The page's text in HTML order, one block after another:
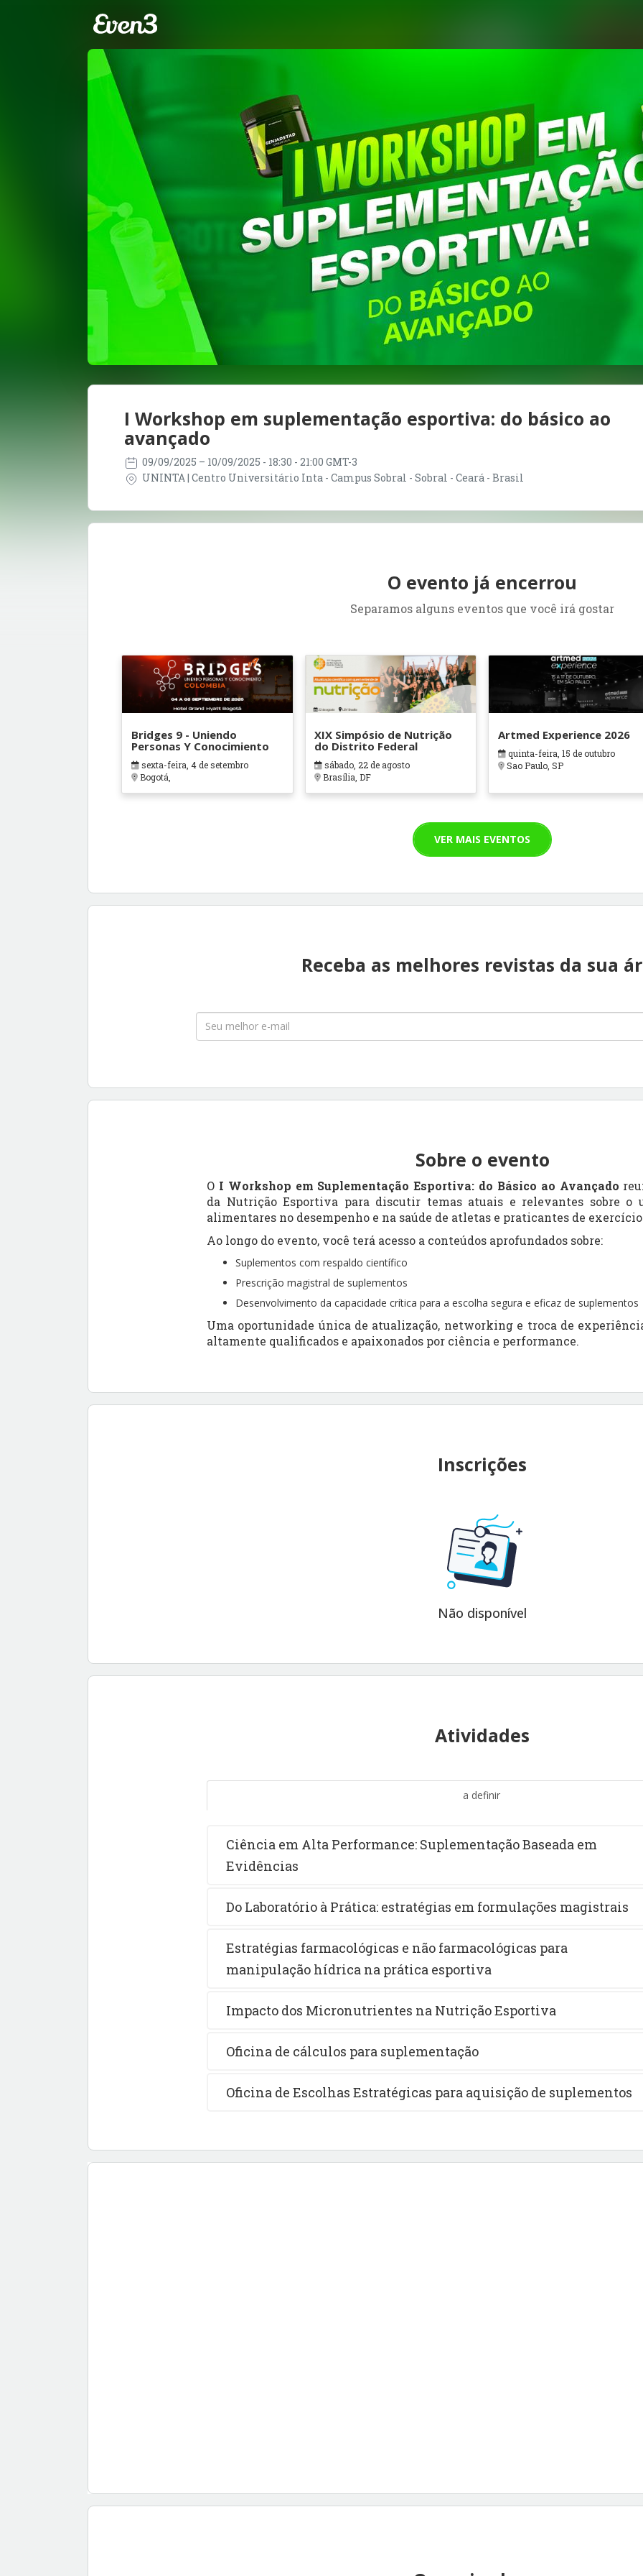
I Workshop em suplementação esportiva: do básico ao
avançado
09/09/2025 – 10/09/2025 - 18:30 - 21:00 GMT-3
UNINTA | Centro Universitário Inta - Campus Sobral - Sobral - Ceará - Brasil
O evento já encerrou
Separamos alguns eventos que você irá gostar
Bridges 9 - Uniendo
Personas Y Conocimiento
sexta-feira, 4 de setembro
Bogotá,
XIX Simpósio de Nutrição
do Distrito Federal
sábado, 22 de agosto
Brasília, DF
Artmed Experience 2026
quinta-feira, 15 de outubro
Sao Paulo, SP
VER MAIS EVENTOS
Receba as melhores revistas da sua
Sobre o evento
O I Workshop em Suplementação Esportiva: do Básico ao Avançado
da Nutrição Esportiva para discutir temas atuais e relevantes sobre o
alimentares no desempenho e na saúde de atletas e praticantes de
Ao longo do evento, você terá acesso a conteúdos aprofundados sobre:
Suplementos com respaldo científico
Prescrição magistral de suplementos
Desenvolvimento da capacidade crítica para a escolha segura e eficaz de suplementos
Uma oportunidade única de atualização, networking e troca de
altamente qualificados e apaixonados por ciência e performance.
Inscrições
Não disponível
Atividades
a definir
Ciência em Alta Performance: Suplementação Baseada em
Evidências
Do Laboratório à Prática: estratégias em formulações magistrais
Estratégias farmacológicas e não farmacológicas para
manipulação hídrica na prática esportiva
Impacto dos Micronutrientes na Nutrição Esportiva
Oficina de cálculos para suplementação
Oficina de Escolhas Estratégicas para aquisição de suplementos